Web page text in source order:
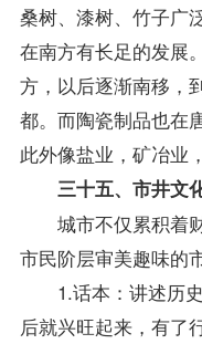
桑树、漆树、竹子广
在南方有长足的发展
方，以后逐渐南移，
都。而陶瓷制品也在
此外像盐业，矿冶业
三十五、市井文
城市不仅累积着财
市民阶层审美趣味的
1.话本：讲述历史
后就兴旺起来，有了